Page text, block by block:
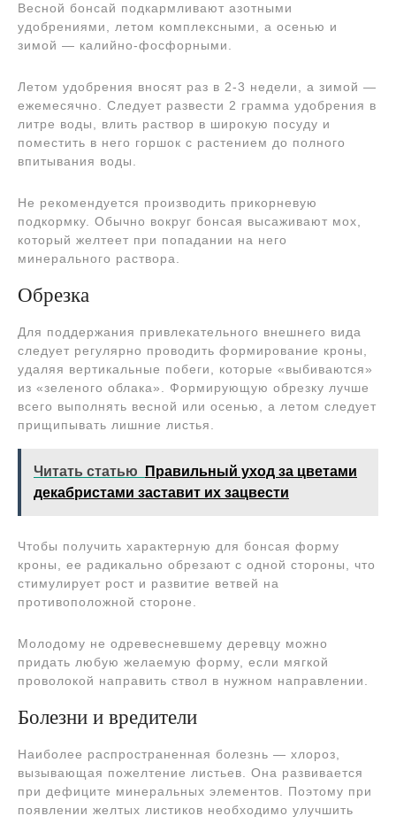
Весной бонсай подкармливают азотными
удобрениями, летом комплексными, а осенью и
зимой — калийно-фосфорными.
Летом удобрения вносят раз в 2-3 недели, а зимой —
ежемесячно. Следует развести 2 грамма удобрения в
литре воды, влить раствор в широкую посуду и
поместить в него горшок с растением до полного
впитывания воды.
Не рекомендуется производить прикорневую
подкормку. Обычно вокруг бонсая высаживают мох,
который желтеет при попадании на него
минерального раствора.
Обрезка
Для поддержания привлекательного внешнего вида
следует регулярно проводить формирование кроны,
удаляя вертикальные побеги, которые «выбиваются»
из «зеленого облака». Формирующую обрезку лучше
всего выполнять весной или осенью, а летом следует
прищипывать лишние листья.
Читать статью
Правильный уход за цветами
декабристами заставит их зацвести
Чтобы получить характерную для бонсая форму
кроны, ее радикально обрезают с одной стороны, что
стимулирует рост и развитие ветвей на
противоположной стороне.
Молодому не одревесневшему деревцу можно
придать любую желаемую форму, если мягкой
проволокой направить ствол в нужном направлении.
Болезни и вредители
Наиболее распространенная болезнь — хлороз,
вызывающая пожелтение листьев. Она развивается
при дефиците минеральных элементов. Поэтому при
появлении желтых листиков необходимо улучшить